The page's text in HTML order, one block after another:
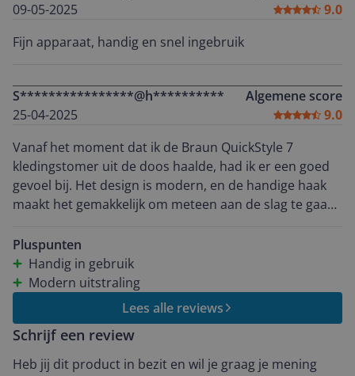
09-05-2025
9.0
Fijn apparaat, handig en snel ingebruik
S****************@h**********
25-04-2025
Algemene score
9.0
Vanaf het moment dat ik de Braun QuickStyle 7
kledingstomer uit de doos haalde, had ik er een goed
gevoel bij. Het design is modern, en de handige haak
maakt het gemakkelijk om meteen aan de slag te gaan.
time zijn kreukels verdwenen. Ideaal voor de
ochtenden. De bediening is ontzettend eenvoudig: hij
warmt snel op, ligt fijn in de hand en is verrassend
licht. Het uitneembare waterreservoir is een groot
pluspunt – bijvullen gaat snel. Wat me verder opviel?
Hij is stil, veilig en ook nog eens geschikt voor
verschillende stoffen en ook gordijnen . Echt een
Pluspunten
Handig in gebruik
Modern uitstraling
Lees alle reviews
Schrijf een review
Heb jij dit product in bezit en wil je graag je mening